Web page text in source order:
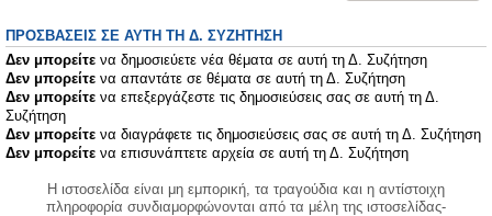
ΠΡΟΣΒΆΣΕΙΣ ΣΕ ΑΥΤΉ ΤΗ Δ. ΣΥΖΉΤΗΣΗ
Δεν μπορείτε να δημοσιεύετε νέα θέματα σε αυτή τη Δ. Συζήτηση
Δεν μπορείτε να απαντάτε σε θέματα σε αυτή τη Δ. Συζήτηση
Δεν μπορείτε να επεξεργάζεστε τις δημοσιεύσεις σας σε αυτή τη Δ.
Συζήτηση
Δεν μπορείτε να διαγράφετε τις δημοσιεύσεις σας σε αυτή τη Δ. Συζήτηση
Δεν μπορείτε να επισυνάπτετε αρχεία σε αυτή τη Δ. Συζήτηση
Η ιστοσελίδα είναι μη εμπορική, τα τραγούδια και η αντίστοιχη
πληροφορία συνδιαμορφώνονται από τα μέλη της ιστοσελίδας-